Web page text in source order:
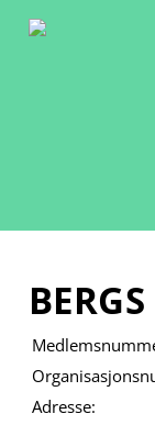
Adresse: